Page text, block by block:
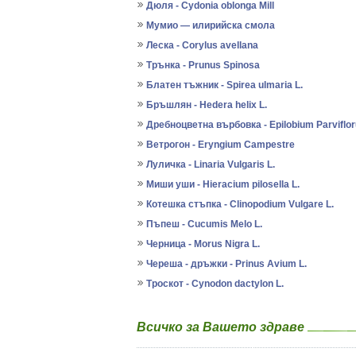
Дюля - Cydonia oblonga Mill
Мумио — илирийска смола
Леска - Corylus avellana
Трънка - Prunus Spinosa
Блатен тъжник - Spirea ulmaria L.
Бръшлян - Hedera helix L.
Дребноцветна върбовка - Epilobium
Ветрогон - Eryngium Campestre
Луличка - Linaria Vulgaris L.
Миши уши - Hieracium pilosella L.
Котешка стъпка - Clinopodium Vulgare L.
Пъпеш - Cucumis Melo L.
Черница - Morus Nigra L.
Череша - дръжки - Prinus Avium L.
Троскот - Cynodon dactylon L.
Всичко за Вашето здраве